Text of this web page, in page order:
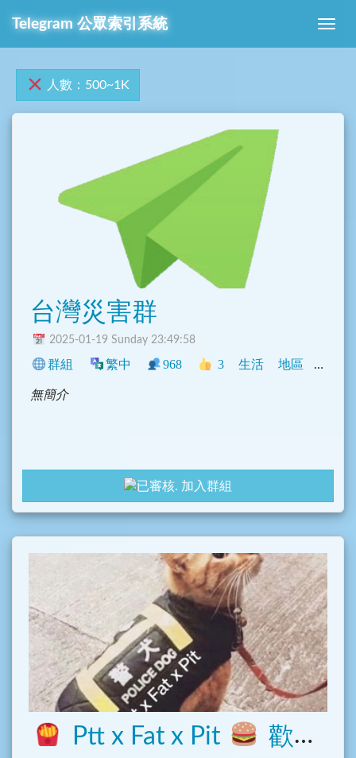
Telegram 公眾索引系統
人數：500~1K
台灣災害群
2025-01-19 Sunday 23:49:58
群組 繁中 968 3 生活 地區 臺灣
無簡介
加入群組
Ptt x Fat x Pit 歡樂溫馨和平肥宅窩